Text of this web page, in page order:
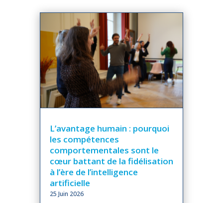
L’avantage humain : pourquoi
les compétences
comportementales sont le
cœur battant de la fidélisation
à l’ère de l’intelligence
artificielle
25 Juin 2026